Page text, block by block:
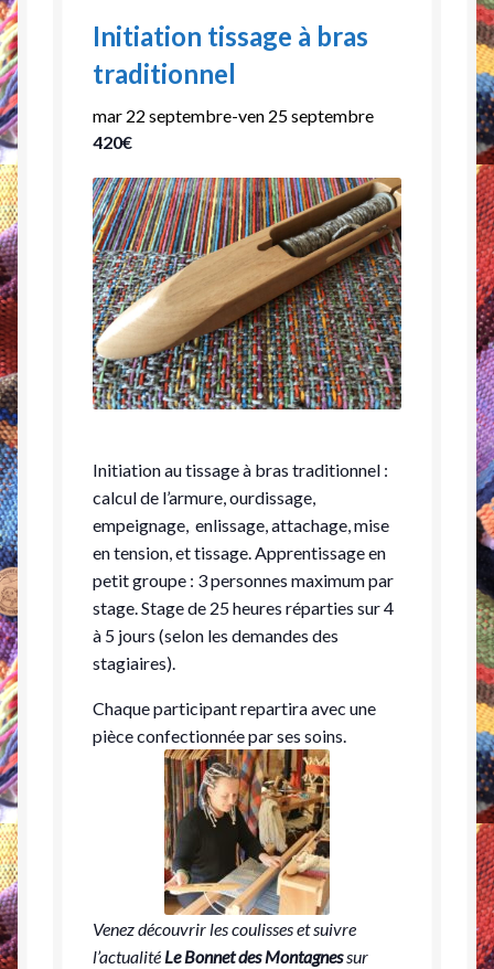
Agenda
Mon compte
Initiation tissage à bras
traditionnel
mar 22 septembre-ven 25 septembre
420€
Initiation au tissage à bras traditionnel :
calcul de l’armure, ourdissage,
empeignage, enlissage, attachage, mise
en tension, et tissage. Apprentissage en
petit groupe : 3 personnes maximum par
stage. Stage de 25 heures réparties sur 4
à 5 jours (selon les demandes des
stagiaires).
Chaque participant repartira avec une
pièce confectionnée par ses soins.
Venez découvrir les coulisses et suivre
l’actualité Le Bonnet des Montagnessur